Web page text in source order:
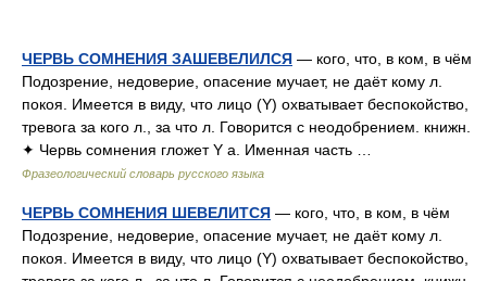
ЧЕРВЬ СОМНЕНИЯ ЗАШЕВЕЛИЛСЯ — кого, что, в ком, в чём
Подозрение, недоверие, опасение мучает, не даёт кому л.
покоя. Имеется в виду, что лицо (Y) охватывает беспокойство,
тревога за кого л., за что л. Говорится с неодобрением. книжн.
✦ Червь сомнения гложет Y а. Именная часть …
Фразеологический словарь русского языка
ЧЕРВЬ СОМНЕНИЯ ШЕВЕЛИТСЯ — кого, что, в ком, в чём
Подозрение, недоверие, опасение мучает, не даёт кому л.
покоя. Имеется в виду, что лицо (Y) охватывает беспокойство,